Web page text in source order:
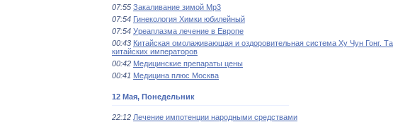
07:55 Закаливание зимой Mp3
07:54 Гинекология Химки юбилейный
07:54 Уреаплазма лечение в Европе
00:43 Китайская омолаживающая и оздоровительная система Ху Чун Гонг.
китайских императоров
00:42 Медицинские препараты цены
00:41 Медицина плюс Москва
12 Мая, Понедельник
22:12 Лечение импотенции народными средствами